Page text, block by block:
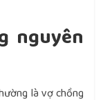
nguyên
là vợ chồng